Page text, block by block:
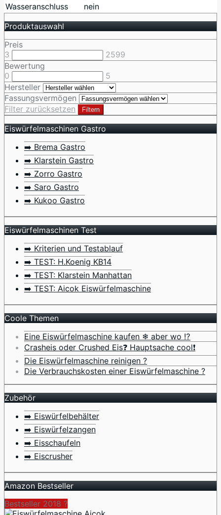
Wasseranschluss
nein
Produktauswahl
Preis
3
2599
Bewertung
0
5
Hersteller
Fassungsvermögen
Filter zurücksetzen
Filtern
Eiswürfelmaschinen Gastro
➡️ Brema Gastro
➡️ Klarstein Gastro
➡️ Zorro Gastro
➡️ Saro Gastro
➡️ Kukoo Gastro
Eiswürfelmaschinen Test
➡️ Kriterien und Testablauf
➡️ TEST: H.Koenig KB14
➡️ TEST: Klarstein Manhattan
➡️ TEST: Aicok Eiswürfelmaschine
Coole Themen
Eine Eiswürfelmaschine kaufen ❄ aber wo ⁉️
Crasheis oder Crushed Eis❓ Hauptsache cool❗
Die Eiswürfelmaschine reinigen ?
Die Verbrauchskosten einer Eiswürfelmaschine ?
Zubehör
➡️ Eiswürfelbehälter
➡️ Eiswürfelzangen
➡️ Eisschaufeln
➡️ Eiscrusher
Amazon Bestseller
Bestseller 2018 ?